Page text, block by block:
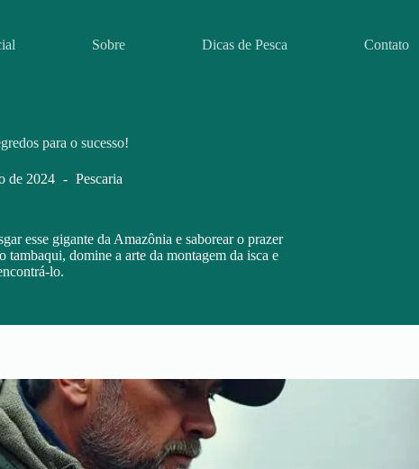
Sobre Dicas de Pesca Contato
para o sucesso!
de 2024 Pescaria
esse gigante da Amazônia e saborear o prazer
tambaqui, domine a arte da montagem da isca e
lo.